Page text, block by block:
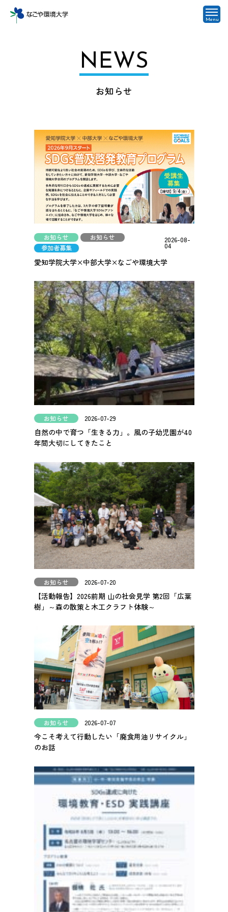
Menu
NEWS
お知らせ
愛知学院大学×中部大学×なごや環境大学
お知らせ
お知らせ
参加者募集
2026-08-
04
自然の中で育つ「生きる力」。風の子幼児園が40
年間大切にしてきたこと
お知らせ 2026-07-29
【活動報告】2026前期 山の社会見学 第2回「広葉
樹」～森の散策と木工クラフト体験～
お知らせ 2026-07-20
今こそ考えて行動したい「廃食用油リサイクル」
のお話
お知らせ 2026-07-07